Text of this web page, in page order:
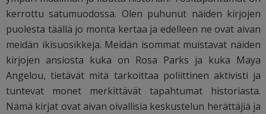
kerrottu satumuodossa. Olen puhunut näiden kirjojen
puolesta täällä jo monta kertaa ja edelleen ne ovat aivan
meidän ikisuosikkeja. Meidän isommat muistavat näiden
kirjojen ansiosta kuka on Rosa Parks ja kuka Maya
Angelou, tietävät mitä tarkoittaa poliittinen aktivisti ja
tuntevat monet merkittävät tapahtumat historiasta.
Nämä kirjat ovat aivan oivallisia keskustelun herättäjiä ja